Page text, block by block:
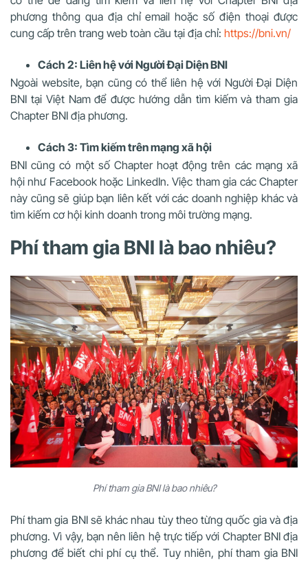
phương thông qua địa chỉ email hoặc số điện thoại được
cung cấp trên trang web toàn cầu tại địa chỉ: https://bni.vn/
Cách 2: Liên hệ với Người Đại Diện BNI
Ngoài website, bạn cũng có thể liên hệ với Người Đại Diện
BNI tại Việt Nam để được hướng dẫn tìm kiếm và tham gia
Chapter BNI địa phương.
Cách 3: Tìm kiếm trên mạng xã hội
BNI cũng có một số Chapter hoạt động trên các mạng xã
hội như Facebook hoặc LinkedIn. Việc tham gia các Chapter
này cũng sẽ giúp bạn liên kết với các doanh nghiệp khác và
tìm kiếm cơ hội kinh doanh trong môi trường mạng.
Phí tham gia BNI là bao nhiêu?
Phí tham gia BNI là bao nhiêu?
Phí tham gia BNI sẽ khác nhau tùy theo từng quốc gia và địa
phương. Vì vậy, bạn nên liên hệ trực tiếp với Chapter BNI địa
phương để biết chi phí cụ thể. Tuy nhiên, phí tham gia BNI